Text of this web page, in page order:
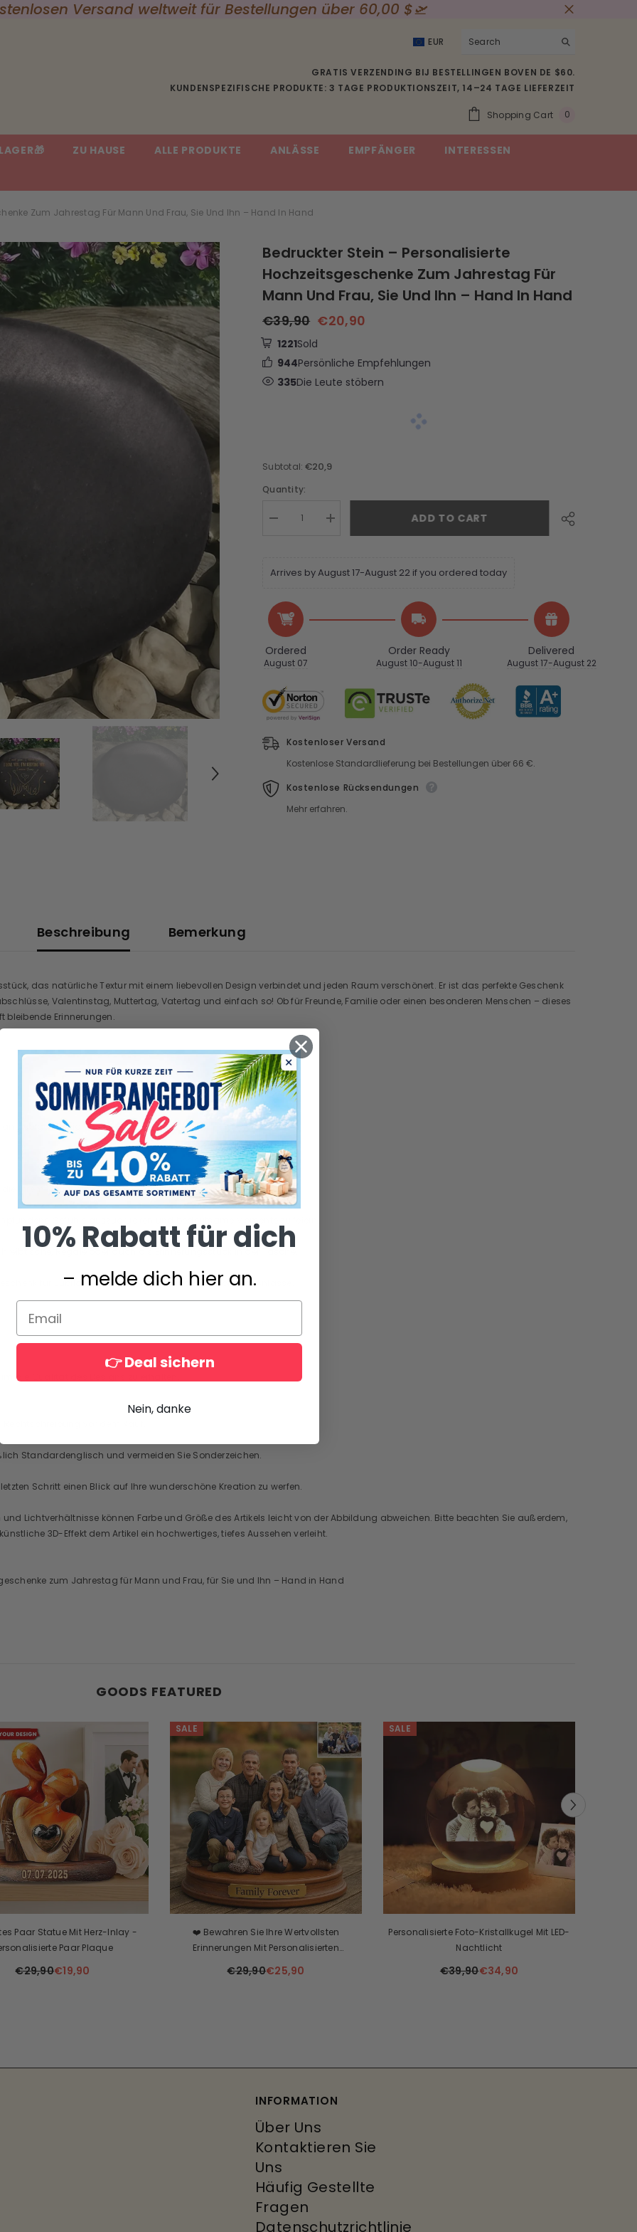
über 60,00 $🛫 Streng nach Bestellangaben
EUR
EUR
CHF
GRATIS VERZENDING BIJ BESTELLINGEN BOVEN DE $60.
KUNDENSPEZIFISCHE PRODUKTE: 3 TAGE PRODUKTIONSZEIT, 14–24 TAGE LIEFERZEIT
Shopping Cart
0
ZU HAUSE ALLE PRODUKTE ANLÄSSE EMPFÄNGER
INTERESSEN
Zum Jahrestag Für Mann Und Frau, Sie Und Ihn – Hand In Hand
Bedruckter Stein – Personalisierte
Hochzeitsgeschenke Zum Jahrestag Für
Mann Und Frau, Sie Und Ihn – Hand In Hand
€39,90 €20,90
1221Sold
944Persönliche Empfehlungen
335Die Leute stöbern
Subtotal: €20,9
Quantity:
ADD TO CART
Arrives by August 17-August 22 if you ordered today
Ordered
August 07
Order Ready
August 10-August 11
Delivered
August 17-August 22
Kostenloser Versand
Kostenlose Standardlieferung bei Bestellungen über 66 €.
Kostenlose Rücksendungen
Mehr erfahren.
Beschreibung Bemerkung
das natürliche Textur mit einem liebevollen Design verbindet und jeden Raum verschönert. Er ist das perfekte Geschenk
Valentinstag, Muttertag, Vatertag und einfach so! Ob für Freunde, Familie oder einen besonderen Menschen – dieses
bleibende Erinnerungen.
Design.
Ihrem Raum eine erdige und authentische Note verleiht.
Gefühle auszudrücken und bedeutsame Momente zu feiern.
Regale oder auch als Erinnerungsstück in der Tasche.
für Jubiläen, Hochzeiten oder andere besondere Anlässe.
die Qualität des Designs zu erhalten.
vor dem Kauf.
Standardenglisch und vermeiden Sie Sonderzeichen.
Schritt einen Blick auf Ihre wunderschöne Kreation zu werfen.
Lichtverhältnisse können Farbe und Größe des Artikels leicht von der Abbildung abweichen. Bitte beachten Sie außerdem,
3D-Effekt dem Artikel ein hochwertiges, tiefes Aussehen verleiht.
zum Jahrestag für Mann und Frau, für Sie und Ihn – Hand in Hand
GOODS FEATURED
Paar Statue Mit Herz-Inlay -
Paar Plaque
€29,90€19,90
SALE
❤️ Bewahren Sie Ihre Wertvollsten
Erinnerungen Mit Personalisierten
€29,90€25,90
SALE
Personalisierte Foto-Kristallkugel Mit LED-
Nachtlicht
€39,90€34,90
INFORMATION
Über Uns
Kontaktieren Sie
Uns
Häufig Gestellte
Fragen
Datenschutzrichtlinie
10% Rabatt für dich
– melde dich hier an.
👉 Deal sichern
Nein, danke